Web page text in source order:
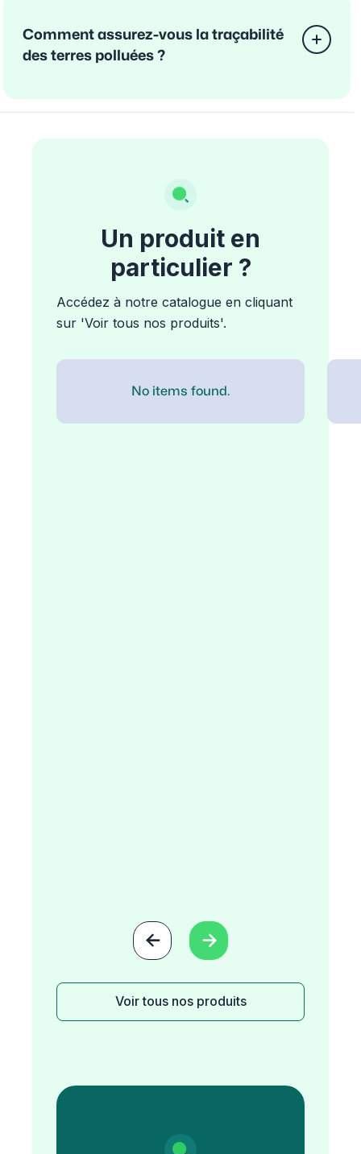
Comment assurez-vous la traçabilité
des terres polluées ?
Un produit en
particulier ?
Accédez à notre catalogue en cliquant
sur 'Voir tous nos produits'.
No items found.
 
Voir tous nos produits